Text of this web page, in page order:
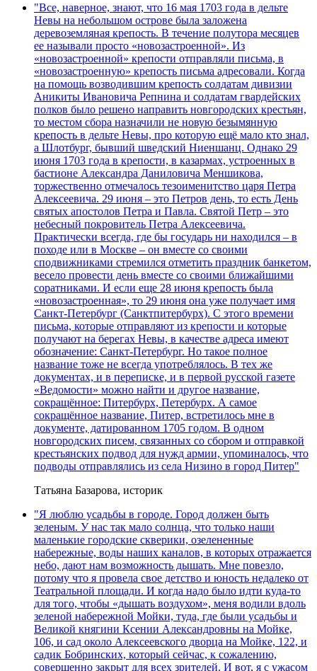
"Все, наверное, знают, что 16 мая 1703 года в дельте
Невы на небольшом острове была заложена
деревоземляная крепость. В течение полутора месяцев
ее называли просто «новозастроенной». Из
«новозастроенной» крепости отправляли письма, в
«новозастроенную» крепость письма адресовали. Когда
на помощь возводившим крепость солдатам дивизии
Аникиты Ивановича Репнина и солдатам гвардейских
полков было решено направить новгородских крестьян,
то местом сбора назначили не новую безымянную
крепость в дельте Невы, про которую ещё мало кто знал,
а Шлотбург, бывший шведский Ниеншанц. Однако 29
июня 1703 года в крепости, в казармах, устроенных в
бастионе Александра Даниловича Меншикова,
торжественно отмечалось тезоименитство царя Петра
Алексеевича. 29 июня – это Петров день, то есть День
святых апостолов Петра и Павла. Святой Петр – это
небесный покровитель Петра Алексеевича.
Практически всегда, где бы государь ни находился – в
походе или в Москве – он вместе со своими
сподвижниками стремился отметить праздник банкетом,
весело провести день вместе со своими ближайшими
соратниками. И если еще 28 июня крепость была
«новозастроенная», то 29 июня она уже получает имя
Санкт-Петербург (Санктпитербурх). С этого времени
письма, которые отправляют из крепости и которые
получают на берегах Невы, в качестве адреса имеют
обозначение: Санкт-Петербург. Но такое полное
название тоже не всегда употреблялось. В тех же
документах, и в переписке, и в первой русской газете
«Ведомости» можно найти и другое название,
сокращённое: Питербурх, Петербурх. А самое
сокращённое название, Питер, встретилось мне в
документе, датированном 1705 годом. В одном
новгородских писем, связанных со сбором и отправкой
крестьянских подвод для нужд армии, упоминалось, что
подводы отправлялись из села Низино в город Питер"
Татьяна Базарова, историк
"Я люблю усадьбы в городе. Город должен быть
зеленым. У нас так мало солнца, что только наши
маленькие городские скверики, озелененные
набережные, воды наших каналов, в которых отражается
небо, дают нам возможность дышать. Мне повезло,
потому что я провела свое детство и юность недалеко от
Театральной площади. И когда надо было идти куда-то
для того, чтобы «дышать воздухом», меня водили вдоль
зеленой набережной Мойки, туда, где были усадьбы и
Великой княгини Ксении Александровны на Мойке,
106, и сад около Алексеевского дворца на Мойке, 122, и
садик Бобринских, который сейчас, к сожалению,
совершенно закрыт для всех зрителей. И вот, я с ужасом